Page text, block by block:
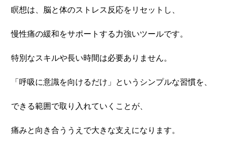
瞑想は、脳と体のストレス反応をリセットし、
慢性痛の緩和をサポートする力強いツールです。
特別なスキルや長い時間は必要ありません。
「呼吸に意識を向けるだけ」というシンプルな習慣を、
できる範囲で取り入れていくことが、
痛みと向き合ううえで大きな支えになります。